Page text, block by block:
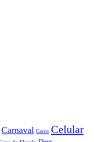
Carnaval Carro Celular